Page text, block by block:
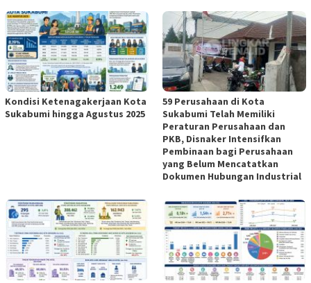
Kondisi Ketenagakerjaan Kota
Sukabumi hingga Agustus 2025
59 Perusahaan di Kota
Sukabumi Telah Memiliki
Peraturan Perusahaan dan
PKB, Disnaker Intensifkan
Pembinaan bagi Perusahaan
yang Belum Mencatatkan
Dokumen Hubungan Industrial